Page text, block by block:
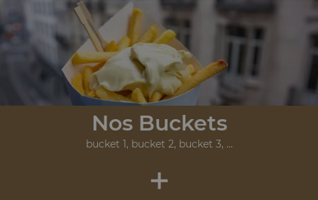
Nos Buckets
bucket 1, bucket 2, bucket 3, ...
+